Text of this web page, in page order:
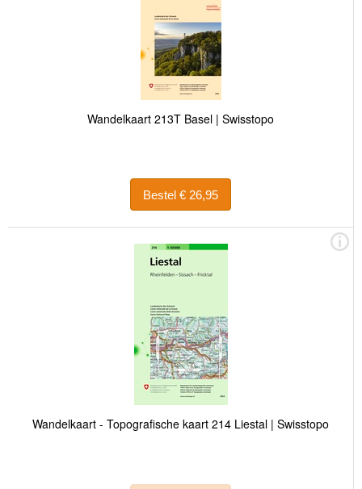
Wandelkaart 213T Basel | Swisstopo
Bestel € 26,95
Wandelkaart - Topografische kaart 214 Liestal | Swisstopo